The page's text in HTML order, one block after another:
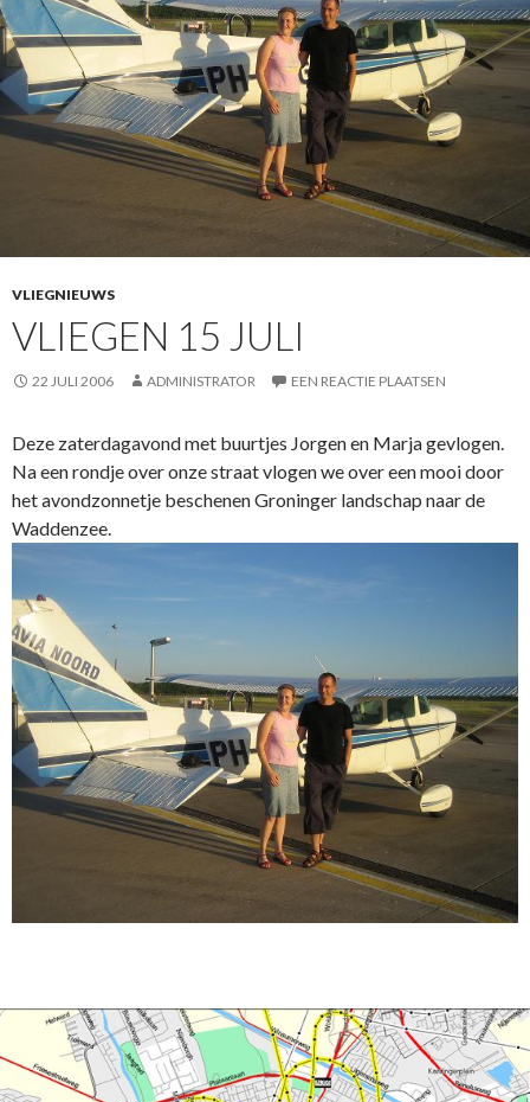
VLIEGNIEUWS
VLIEGEN 15 JULI
22 JULI 2006 ADMINISTRATOR EEN REACTIE PLAATSEN
Deze zaterdagavond met buurtjes Jorgen en Marja gevlogen.
Na een rondje over onze straat vlogen we over een mooi door
het avondzonnetje beschenen Groninger landschap naar de
Waddenzee.